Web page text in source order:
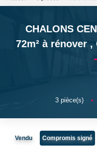
BIENS
CHALONS
72m² à rénover ,
3pièce(s) •
Vendu Compromis signé